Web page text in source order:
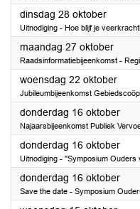
dinsdag 28 oktober2025
Uitnodiging - Hoe blijf je
maandag 27 oktober2025
Raadsinformatiebijeenkomst -
woensdag 22 oktober2025
Jubileumbijeenkomst
donderdag 16 oktober2025
Najaarsbijeenkomst Publiek
donderdag 16 oktober2025
Uitnodiging - ''Symposium Ouders
donderdag 16 oktober2025
Save the date - Symposium